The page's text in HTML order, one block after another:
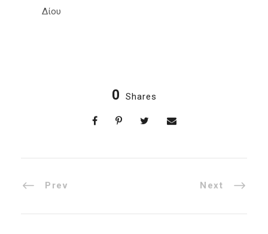
Δίου
0 Shares
Prev Next